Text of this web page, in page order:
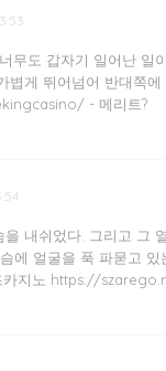
무도 갑자기 일어난
볍게 뛰어넘어 반대
- 메리트?
내쉬었다. 그리고 그
슴에 얼굴을 푹 파묻
지노 https://